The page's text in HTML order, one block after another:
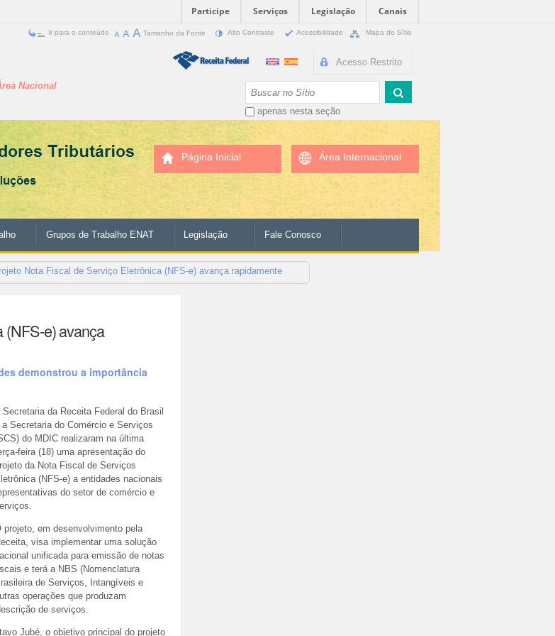
Participe Serviços Legislação
Canais
Ir para o conteúdo Tamanho da Fonte Alto Contraste Acessibilidade Mapa do Sítio
Acesso Restrito
apenas nesta seção
Nacional
Página Inicial Área Internacional
Grupos de Trabalho ENAT Legislação Fale Conosco
Nota Fiscal de Serviço Eletrônica (NFS-e) avança rapidamente
(NFS-e) avança
demonstrou a importância
Secretaria da Receita Federal do Brasil
a Secretaria do Comércio e Serviços
do MDIC realizaram na última
feira (18) uma apresentação do
da Nota Fiscal de Serviços
(NFS-e) a entidades nacionais
do setor de comércio e
projeto, em desenvolvimento pela
visa implementar uma solução
unificada para emissão de notas
e terá a NBS (Nomenclatura
de Serviços, Intangíveis e
operações que produzam
de serviços.
Jubé, o objetivo principal do projeto